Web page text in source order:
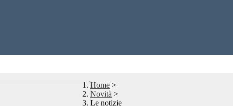
Home >
Novità >
Le notizie